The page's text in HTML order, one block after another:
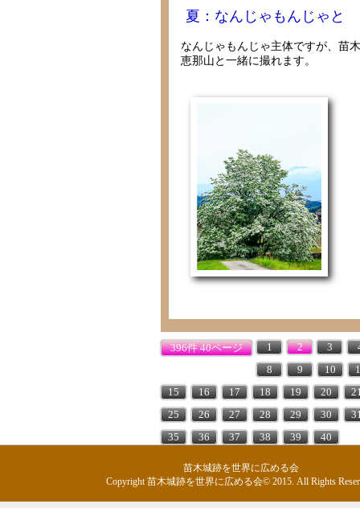
夏：なんじゃもんじゃと
なんじゃもんじゃ主体ですが、苗
恵那山と一緒に撮れます。
396件 40ページ 1 2 3
8
9 10
15
16 17 18 19 20
25
26 27 28 29 30
35
36 37 38 39 40
苗木城跡を世界に広める会
Copyright 苗木城跡を世界に広める会© 2015. All Rights